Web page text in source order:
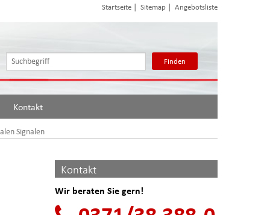
Startseite Sitemap Angebotsliste
Finden
Kontakt
Signalen
Kontakt
Wir beraten Sie gern!